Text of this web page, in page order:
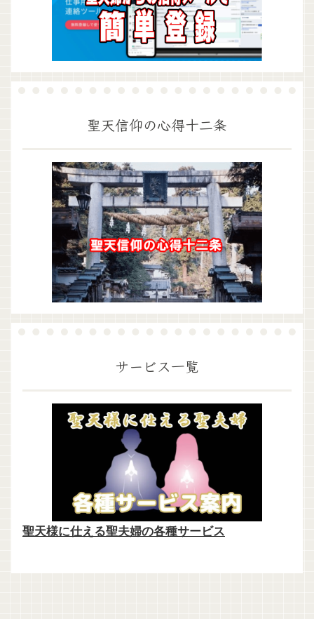
聖天信仰の心得十二条
サービス一覧
聖天様に仕える聖夫婦の各種サービス